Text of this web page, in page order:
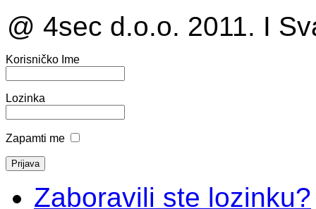
@ 4sec d.o.o. 2011. I
Korisničko Ime
Lozinka
Zapamti me
Zaboravili ste lozinku?